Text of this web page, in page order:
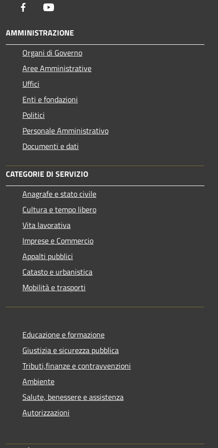
Facebook
AMMINISTRAZIONE
Organi di Governo
Aree Amministrative
Uffici
Enti e fondazioni
Politici
Personale Amministrativo
Documenti e dati
CATEGORIE DI SERVIZIO
Anagrafe e stato civile
Cultura e tempo libero
Vita lavorativa
Imprese e Commercio
Appalti pubblici
Catasto e urbanistica
Mobilità e trasporti
Educazione e formazione
Giustizia e sicurezza pubblica
Tributi,finanze e contravvenzioni
Ambiente
Salute, benessere e assistenza
Autorizzazioni